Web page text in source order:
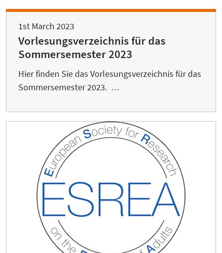
1st March 2023
Vorlesungsverzeichnis für das
Sommersemester 2023
Hier finden Sie das Vorlesungsverzeichnis für das
Sommersemester 2023. …